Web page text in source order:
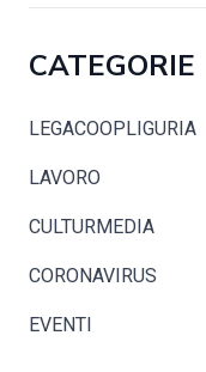
CATEGORIE
LEGACOOPLIGURIA
LAVORO
CULTURMEDIA
CORONAVIRUS
EVENTI